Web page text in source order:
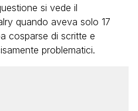
si vede il
quando aveva solo 17
cosparse di scritte e
problematici.